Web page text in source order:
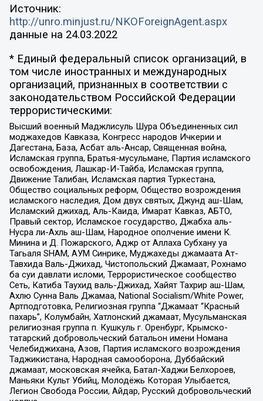
Источник:
http://unro.minjust.ru/NKOForeignAgent.aspx
данные на 24.03.2022
* Единый федеральный список организаций, в
том числе иностранных и международных
организаций, признанных в соответствии с
законодательством Российской Федерации
террористическими:
Высший военный Маджлисуль Шура Объединенных сил
моджахедов Кавказа, Конгресс народов Ичкерии и
Дагестана, База, Асбат аль-Ансар, Священная война,
Исламская группа, Братья-мусульмане, Партия исламского
освобождения, Лашкар-И-Тайба, Исламская группа,
Движение Талибан, Исламская партия Туркестана,
Общество социальных реформ, Общество возрождения
исламского наследия, Дом двух святых, Джунд аш-Шам,
Исламский джихад, Аль-Каида, Имарат Кавказ, АБТО,
Правый сектор, Исламское государство, Джабха аль-
Нусра ли-Ахль аш-Шам, Народное ополчение имени К.
Минина и Д. Пожарского, Аджр от Аллаха Субхану уа
Тагьаля SHAM, АУМ Синрике, Муджахеды джамаата Ат-
Тавхида Валь-Джихад, Чистопольский Джамаат, Рохнамо
ба суи давлати исломи, Террористическое сообщество
Сеть, Катиба Таухид валь-Джихад, Хайят Тахрир аш-Шам,
Ахлю Сунна Валь Джамаа, National Socialism/White Power,
Артподготовка, Религиозная группа “Джамаат “Красный
пахарь”, Колумбайн, Хатлонский джамаат, Мусульманская
религиозная группа п. Кушкуль г. Оренбург, Крымско-
татарский добровольческий батальон имени Номана
Челебиджихана, Азов, Партия исламского возрождения
Таджикистана, Народная самооборона, Дуббайский
джамаат, московская ячейка, Батал-Хаджи Белхороев,
Маньяки Культ Убийц, Молодёжь Которая Улыбается,
Легион Свобода России, Айдар, Русский добровольческий